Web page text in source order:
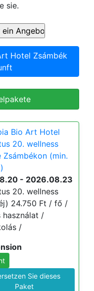
sie.
Hotel Zsámbék
Bio Art Hotel
20. wellness
Zsámbékon (min.
- 2026.08.23
20. wellness
24.750 Ft / fő /
/
/
Sie dieses
Paket